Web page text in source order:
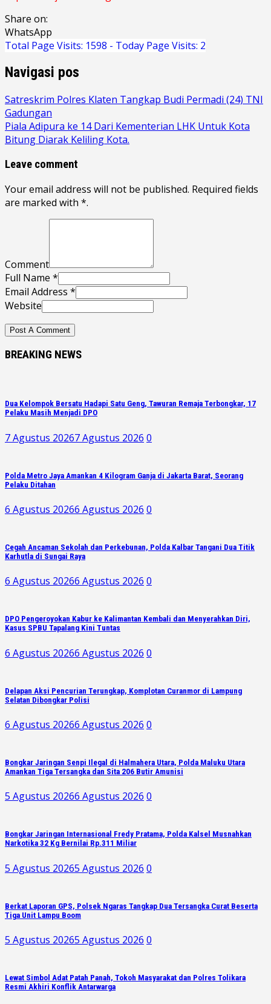
Share on:
WhatsApp
Total Page Visits: 1598 - Today Page Visits: 2
Navigasi pos
Satreskrim Polres Klaten Tangkap Budi Permadi (24) TNI
Gadungan
Piala Adipura ke 14 Dari Kementerian LHK Untuk Kota
Bitung Diarak Keliling Kota.
Leave comment
Your email address will not be published. Required fields
are marked with *.
Comment
Full Name *
Email Address *
Website
BREAKING NEWS
Dua Kelompok Bersatu Hadapi Satu Geng, Tawuran Remaja Terbongkar, 17
Pelaku Masih Menjadi DPO
7 Agustus 20267 Agustus 2026 0
Polda Metro Jaya Amankan 4 Kilogram Ganja di Jakarta Barat, Seorang
Pelaku Ditahan
6 Agustus 20266 Agustus 2026 0
Cegah Ancaman Sekolah dan Perkebunan, Polda Kalbar Tangani Dua Titik
Karhutla di Sungai Raya
6 Agustus 20266 Agustus 2026 0
DPO Pengeroyokan Kabur ke Kalimantan Kembali dan Menyerahkan Diri,
Kasus SPBU Tapalang Kini Tuntas
6 Agustus 20266 Agustus 2026 0
Delapan Aksi Pencurian Terungkap, Komplotan Curanmor di Lampung
Selatan Dibongkar Polisi
6 Agustus 20266 Agustus 2026 0
Bongkar Jaringan Senpi Ilegal di Halmahera Utara, Polda Maluku Utara
Amankan Tiga Tersangka dan Sita 206 Butir Amunisi
5 Agustus 20266 Agustus 2026 0
Bongkar Jaringan Internasional Fredy Pratama, Polda Kalsel Musnahkan
Narkotika 32 Kg Bernilai Rp.311 Miliar
5 Agustus 20265 Agustus 2026 0
Berkat Laporan GPS, Polsek Ngaras Tangkap Dua Tersangka Curat Beserta
Tiga Unit Lampu Boom
5 Agustus 20265 Agustus 2026 0
Lewat Simbol Adat Patah Panah, Tokoh Masyarakat dan Polres Tolikara
Resmi Akhiri Konflik Antarwarga